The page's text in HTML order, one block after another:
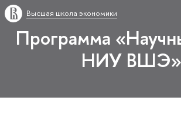
Высшая школа экономики
Программа
НИУ ВШЭ»